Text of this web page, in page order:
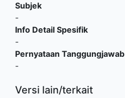
Subjek
-
Info Detail Spesifik
-
Pernyataan Tanggungjawab
-
Versi lain/terkait